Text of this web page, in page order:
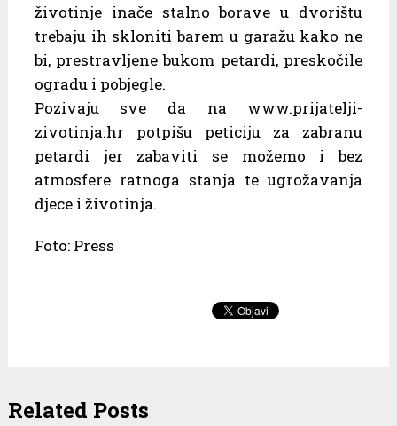
životinje inače stalno borave u dvorištu
trebaju ih skloniti barem u garažu kako ne
bi, prestravljene bukom petardi, preskočile
ogradu i pobjegle.
Pozivaju sve da na www.prijatelji-
zivotinja.hr potpišu peticiju za zabranu
petardi jer zabaviti se možemo i bez
atmosfere ratnoga stanja te ugrožavanja
djece i životinja.
Foto: Press
Related Posts